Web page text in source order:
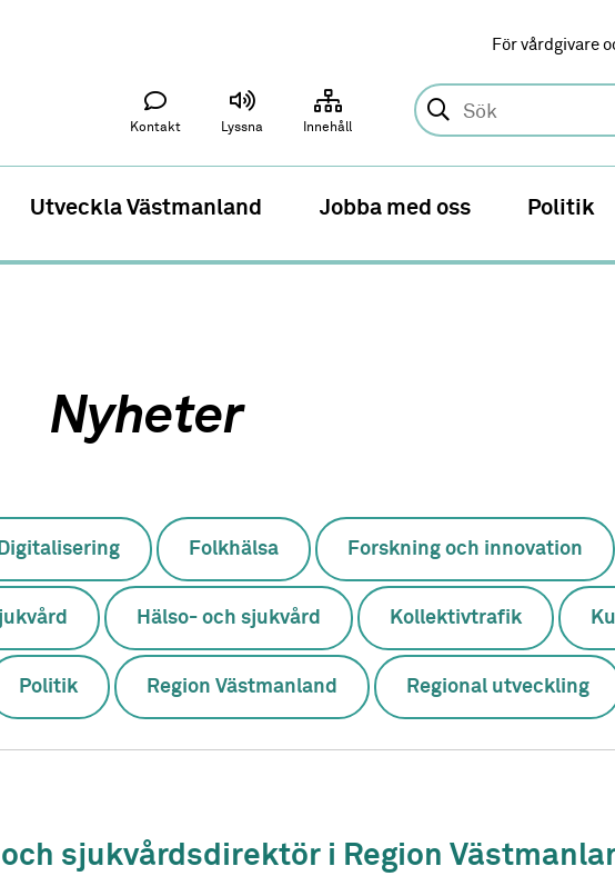
För vårdgivare
Sök
Kontakt Lyssna Innehåll
Utveckla Västmanland Jobba med oss Politik
Nyheter
Digitalisering Folkhälsa Forskning och innovation
Hälso- och sjukvård Kollektivtrafik
Politik Region Västmanland Regional utveckling
sjukvårdsdirektör i Region